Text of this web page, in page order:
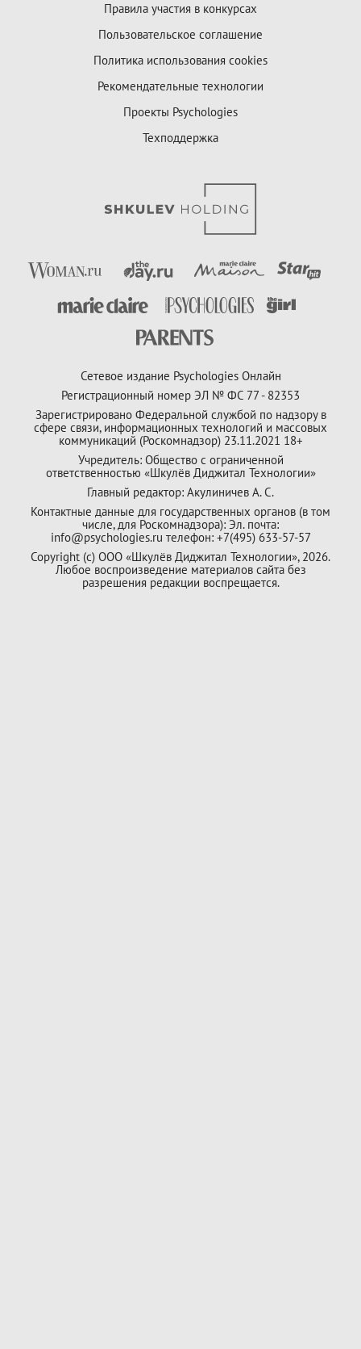
Правила участия в конкурсах
Пользовательское соглашение
Политика использования cookies
Рекомендательные технологии
Проекты Psychologies
Техподдержка
Сетевое издание Psychologies Онлайн
Регистрационный номер ЭЛ № ФС 77 - 82353
Зарегистрировано Федеральной службой по надзору в
сфере связи, информационных технологий и массовых
коммуникаций (Роскомнадзор) 23.11.2021 18+
Учредитель: Общество с ограниченной
ответственностью «Шкулёв Диджитал Технологии»
Главный редактор: Акулиничев А. С.
Контактные данные для государственных органов (в том
числе, для Роскомнадзора): Эл. почта:
info@psychologies.ru телефон: +7(495) 633-57-57
Copyright (с) ООО «Шкулёв Диджитал Технологии», 2026.
Любое воспроизведение материалов сайта без
разрешения редакции воспрещается.